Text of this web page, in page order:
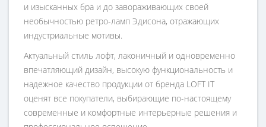
и изысканных бра и до завораживающих своей
необычностью ретро-ламп Эдисона, отражающих
индустриальные мотивы.
Актуальный стиль лофт, лаконичный и одновременно
впечатляющий дизайн, высокую функциональность и
надежное качество продукции от бренда LOFT IT
оценят все покупатели, выбирающие по-настоящему
современные и комфортные интерьерные решения и